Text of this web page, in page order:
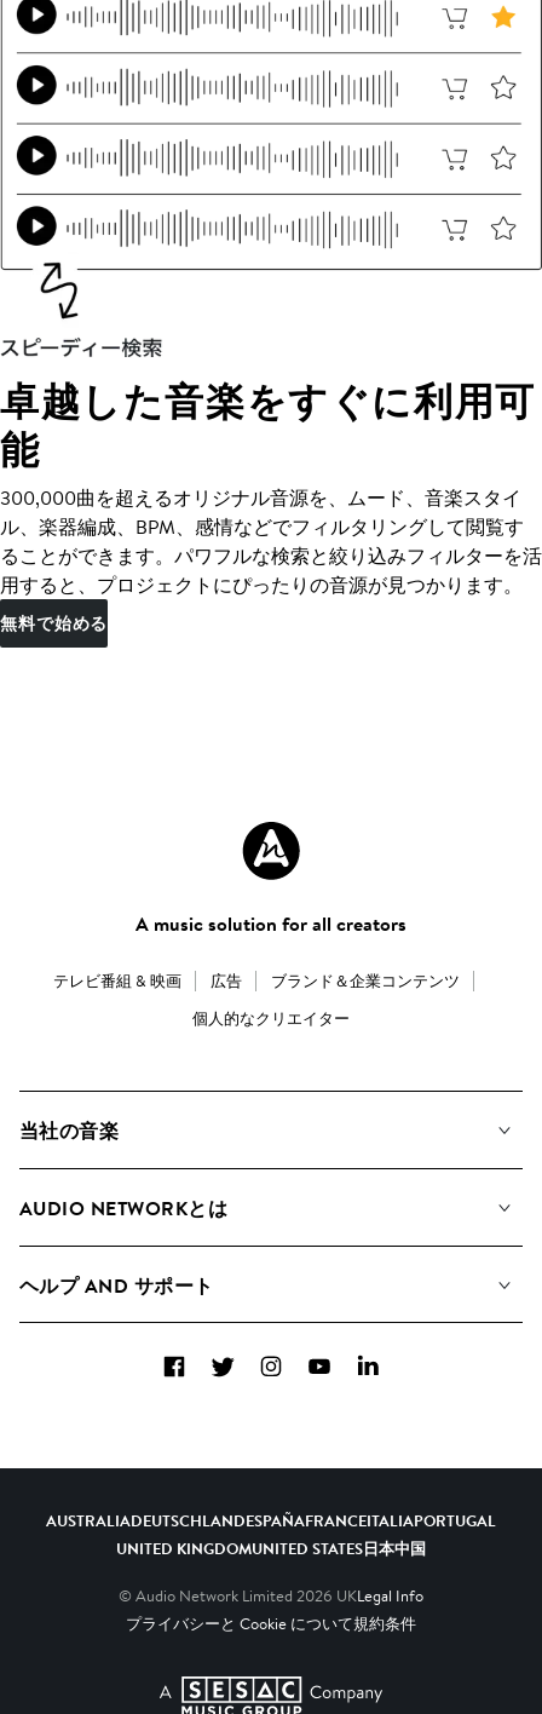
卓越した音楽をすぐに利用可
能
300,000曲を超えるオリジナル音源を、ムード、音楽スタイ
ル、楽器編成、BPM、感情などでフィルタリングして閲覧す
ることができます。パワフルな検索と絞り込みフィルターを活
用すると、プロジェクトにぴったりの音源が見つかります。
無料で始める
A music solution for all creators
テレビ番組 & 映画 広告
ブランド＆企業コンテンツ
個人的なクリエイター
当社の音楽
検索
アルバム
AUDIO NETWORKとは
ヘルプ AND サポート
FacebookTwitterInstagramYouTubeLinkedIn
AUSTRALIADEUTSCHLANDESPAÑAFRANCEITALIAPORTUGAL
UNITED KINGDOMUNITED STATES日本中国
© Audio Network Limited 2026 UKLegal Info
プライバシーと Cookie について規約条件
A SESAC Company